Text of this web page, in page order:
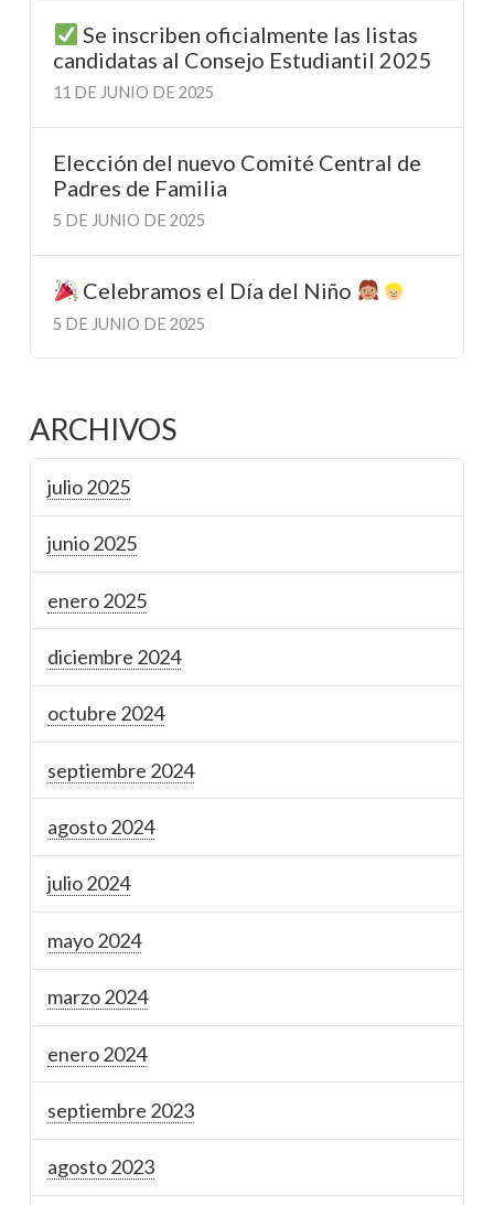
Se inscriben oficialmente las listas
candidatas al Consejo Estudiantil 2025
11 DE JUNIO DE 2025
Elección del nuevo Comité Central de
Padres de Familia
5 DE JUNIO DE 2025
Celebramos el Día del Niño
5 DE JUNIO DE 2025
ARCHIVOS
julio 2025
junio 2025
enero 2025
diciembre 2024
octubre 2024
septiembre 2024
agosto 2024
julio 2024
mayo 2024
marzo 2024
enero 2024
septiembre 2023
agosto 2023